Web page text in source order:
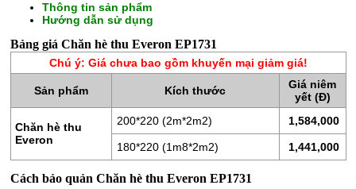
CHĂN
GA
GỐI
ĐỆM
BÔNG
ÉP
ĐỆM
Thông tin sản phẩm
Hướng dẫn sử dụng
Bảng giá Chăn hè thu Everon EP1731
Chú ý: Giá chưa bao gồm khuyến mại giảm giá!
Sản phẩm Kích thước
Giá niêm
yết (Đ)
Chăn hè thu
Everon
200*220 (2m*2m2) 1,584,000
180*220 (1m8*2m2) 1,441,000
Cách bảo quản Chăn hè thu Everon EP1731